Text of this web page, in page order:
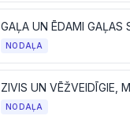
GAĻA UN ĒDAMI GAĻAS
NODAĻA
NODAĻA